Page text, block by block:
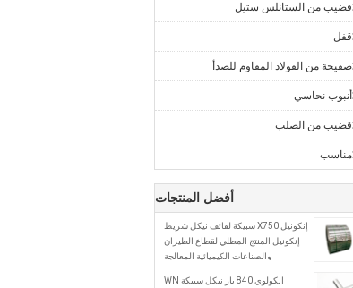
قضيب من الستانلس ستيل
قفل
صفيحة من الفولاذ المقاوم للصدأ
أنبوب نحاسي
قضيب من الصلب
مناسب
أفضل المنتجات
إنكونيل X750 سبيكة لفائف نيكل شريط
إنكونيل المنتج المطلي لقطاع الطيران
والصناعات الكيميائية المعالجة
انكولوي 840 بار نيكل سبيكة WN